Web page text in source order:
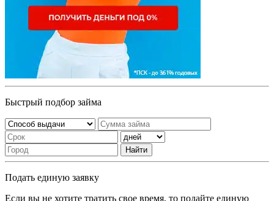
Быстрый подбор займа
Найти
Подать единую заявку
Если вы не хотите тратить свое время, то подайте единую